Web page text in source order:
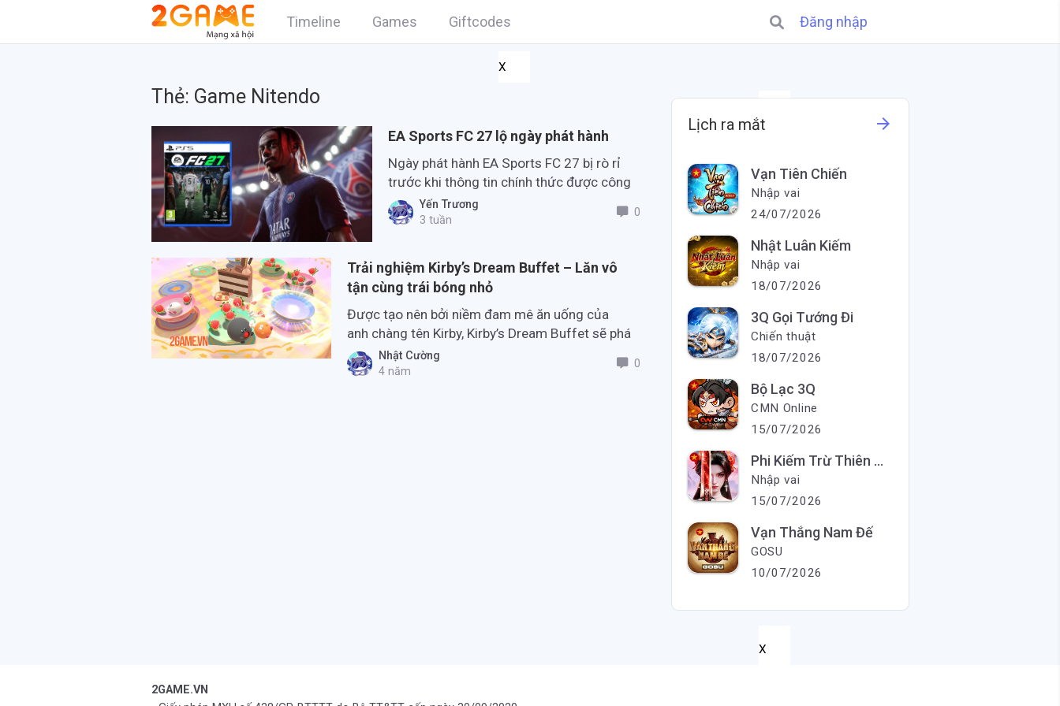
Timeline Games Giftcodes Đăng nhập
X
Thẻ: Game Nitendo
EA Sports FC 27 lộ ngày phát hành
Ngày phát hành EA Sports FC 27 bị rò rỉ
trước khi thông tin chính thức được công
bố.
Yến Trương
3 tuần
0
Trải nghiệm Kirby’s Dream Buffet – Lăn vô
tận cùng trái bóng nhỏ
Được tạo nên bởi niềm đam mê ăn uống của
anh chàng tên Kirby, Kirby’s Dream Buffet sẽ phá
vỡ mọi giới hạn về việc giảm cân, thân hình
chuẩn.
Nhật Cường
4 năm
0
Lịch ra mắt arrow_forward
Vạn Tiên Chiến
Nhập vai
24/07/2026
Nhật Luân Kiếm
Nhập vai
18/07/2026
3Q Gọi Tướng Đi
Chiến thuật
18/07/2026
Bộ Lạc 3Q
CMN Online
15/07/2026
Phi Kiếm Trừ Thiên Ma
Nhập vai
15/07/2026
Vạn Thắng Nam Đế
GOSU
10/07/2026
X
2GAME.VN